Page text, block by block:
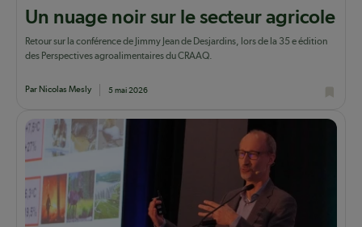
Un nuage noir sur le secteur agricole
Retour sur la conférence de Jimmy Jean de Desjardins, lors de la 35 e édition
des Perspectives agroalimentaires du CRAAQ.
Par Nicolas Mesly 5 mai 2026